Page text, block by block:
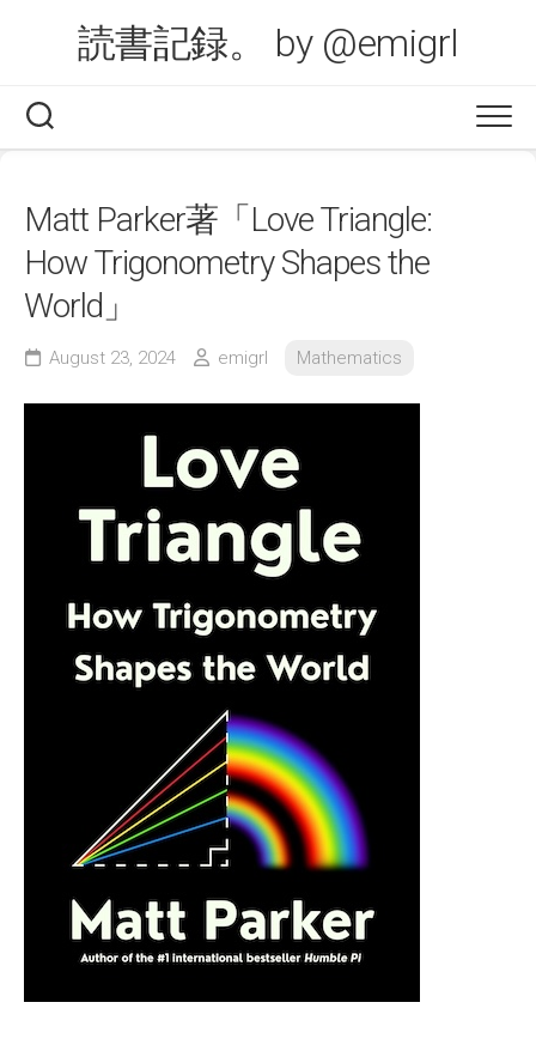
読書記録。 by @emigrl
Matt Parker著「Love Triangle:
How Trigonometry Shapes the
World」
August 23, 2024 emigrl Mathematics